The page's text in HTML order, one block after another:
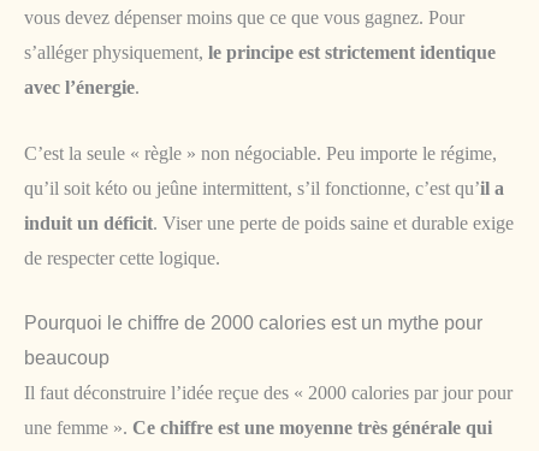
vous devez dépenser moins que ce que vous gagnez. Pour
s’alléger physiquement, le principe est strictement identique
avec l’énergie.
C’est la seule « règle » non négociable. Peu importe le régime,
qu’il soit kéto ou jeûne intermittent, s’il fonctionne, c’est qu’il a
induit un déficit. Viser une perte de poids saine et durable exige
de respecter cette logique.
Pourquoi le chiffre de 2000 calories est un mythe pour
beaucoup
Il faut déconstruire l’idée reçue des « 2000 calories par jour pour
une femme ». Ce chiffre est une moyenne très générale qui